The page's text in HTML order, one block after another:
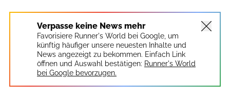
Verpasse keine News mehr
Favorisiere Runner's World bei Google, um
künftig häufiger unsere neuesten Inhalte und
News angezeigt zu bekommen. Einfach Link
öffnen und Auswahl bestätigen: Runner's World
bei Google bevorzugen.